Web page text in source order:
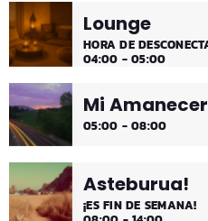
Lounge
HORA DE
04:00 - 05:00
Mi Amanecer
05:00 - 08:00
Asteburua!
¡ES FIN DE SEMANA!